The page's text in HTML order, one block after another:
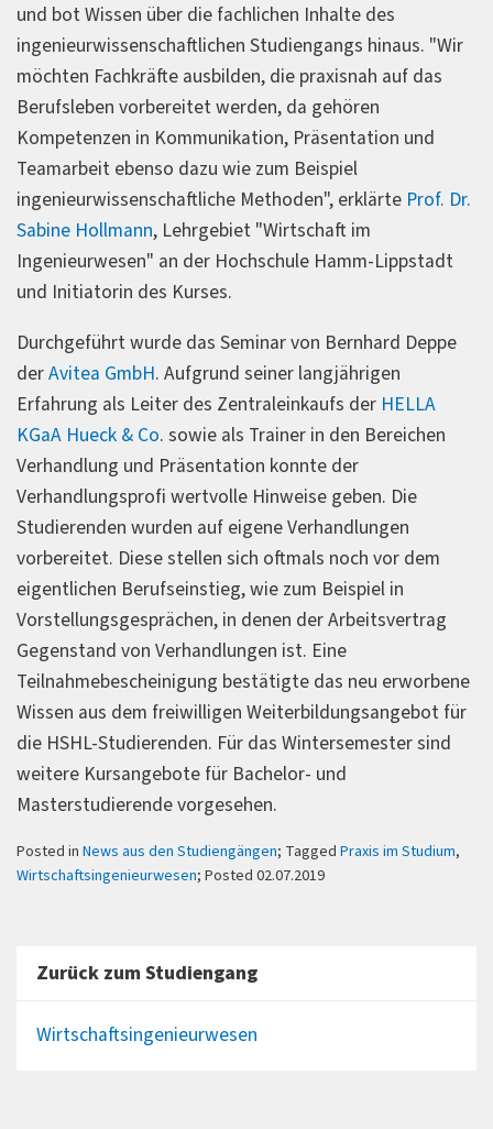
und bot Wissen über die fachlichen Inhalte des
ingenieurwissenschaftlichen Studiengangs hinaus. "Wir
möchten Fachkräfte ausbilden, die praxisnah auf das
Berufsleben vorbereitet werden, da gehören
Kompetenzen in Kommunikation, Präsentation und
Teamarbeit ebenso dazu wie zum Beispiel
ingenieurwissenschaftliche Methoden", erklärte Prof. Dr.
Sabine Hollmann, Lehrgebiet "Wirtschaft im
Ingenieurwesen" an der Hochschule Hamm-Lippstadt
und Initiatorin des Kurses.
Durchgeführt wurde das Seminar von Bernhard Deppe
derAvitea GmbH. Aufgrund seiner langjährigen
Erfahrung als Leiter des Zentraleinkaufs der HELLA
KGaA Hueck & Co. sowie als Trainer in den Bereichen
Verhandlung und Präsentation konnte der
Verhandlungsprofi wertvolle Hinweise geben. Die
Studierenden wurden auf eigene Verhandlungen
vorbereitet. Diese stellen sich oftmals noch vor dem
eigentlichen Berufseinstieg, wie zum Beispiel in
Vorstellungsgesprächen, in denen der Arbeitsvertrag
Gegenstand von Verhandlungen ist. Eine
Teilnahmebescheinigung bestätigte das neu erworbene
Wissen aus dem freiwilligen Weiterbildungsangebot für
die HSHL-Studierenden. Für das Wintersemester sind
weitere Kursangebote für Bachelor- und
Masterstudierende vorgesehen.
Posted in News aus den Studiengängen; Tagged Praxis im Studium,
Wirtschaftsingenieurwesen; Posted 02.07.2019
Zurück zum Studiengang
Wirtschaftsingenieurwesen